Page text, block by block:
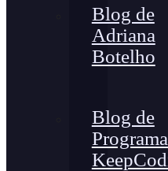
Blog de
Adriana
Botelho
Blog de